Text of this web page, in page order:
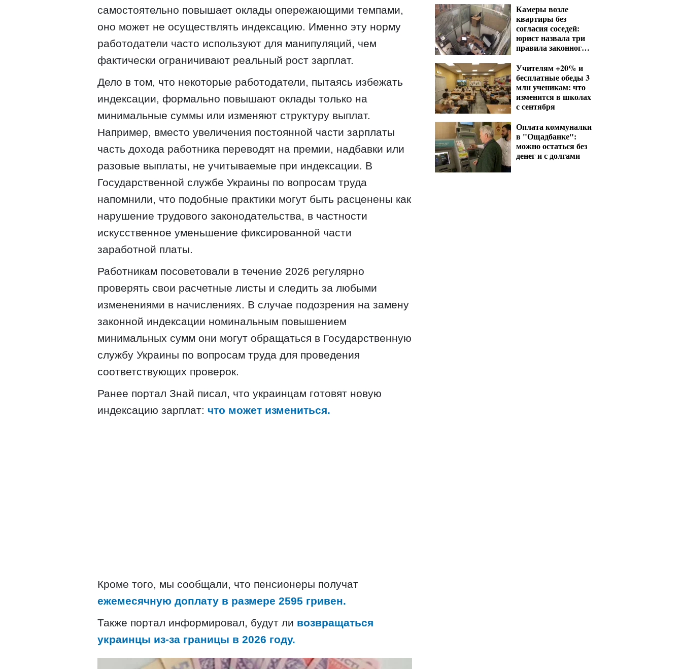
самостоятельно повышает оклады опережающими темпами,
оно может не осуществлять индексацию. Именно эту норму
работодатели часто используют для манипуляций, чем
фактически ограничивают реальный рост зарплат.
Дело в том, что некоторые работодатели, пытаясь избежать
индексации, формально повышают оклады только на
минимальные суммы или изменяют структуру выплат.
Например, вместо увеличения постоянной части зарплаты
часть дохода работника переводят на премии, надбавки или
разовые выплаты, не учитываемые при индексации. В
Государственной службе Украины по вопросам труда
напомнили, что подобные практики могут быть расценены как
нарушение трудового законодательства, в частности
искусственное уменьшение фиксированной части
заработной платы.
Работникам посоветовали в течение 2026 регулярно
проверять свои расчетные листы и следить за любыми
изменениями в начислениях. В случае подозрения на замену
законной индексации номинальным повышением
минимальных сумм они могут обращаться в Государственную
службу Украины по вопросам труда для проведения
соответствующих проверок.
Ранее портал Знай писал, что украинцам готовят новую
индексацию зарплат: что может измениться.
Кроме того, мы сообщали, что пенсионеры получат
ежемесячную доплату в размере 2595 гривен.
Также портал информировал, будут ли возвращаться
украинцы из-за границы в 2026 году.
Камеры возле
квартиры без
согласия соседей:
юрист назвала три
правила законного
Учителям +20% и
бесплатные обеды 3
млн ученикам: что
изменится в школах
с сентября
Оплата коммуналки
в "Ощадбанке":
можно остаться без
денег и с долгами